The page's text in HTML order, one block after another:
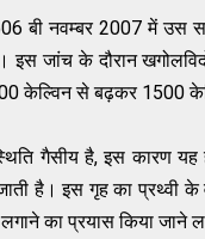
बी नवम्बर 2007में उस
। इस जांच के दौरान
केल्विन से बढ़कर 1500
गैसीय है, इस कारणयह
है। इस गृह का प्रथ्वी के
लगाने का प्रयास किया जाने